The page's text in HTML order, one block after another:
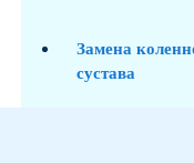
Замена
сустава